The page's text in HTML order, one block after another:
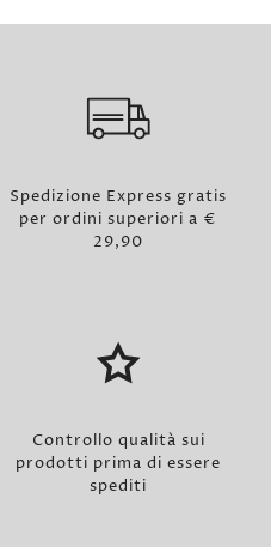
Spedizione Express gratis
per ordini superiori a €
29,90
Controllo qualità sui
prodotti prima di essere
spediti